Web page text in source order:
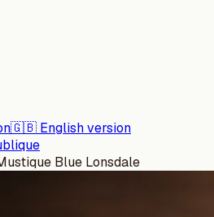
🇬🇧 English version
Blue Lonsdale